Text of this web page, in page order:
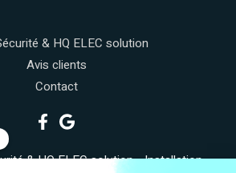
& HQ ELEC solution
Avis clients
Contact
& HQ ELEC solution - Installation